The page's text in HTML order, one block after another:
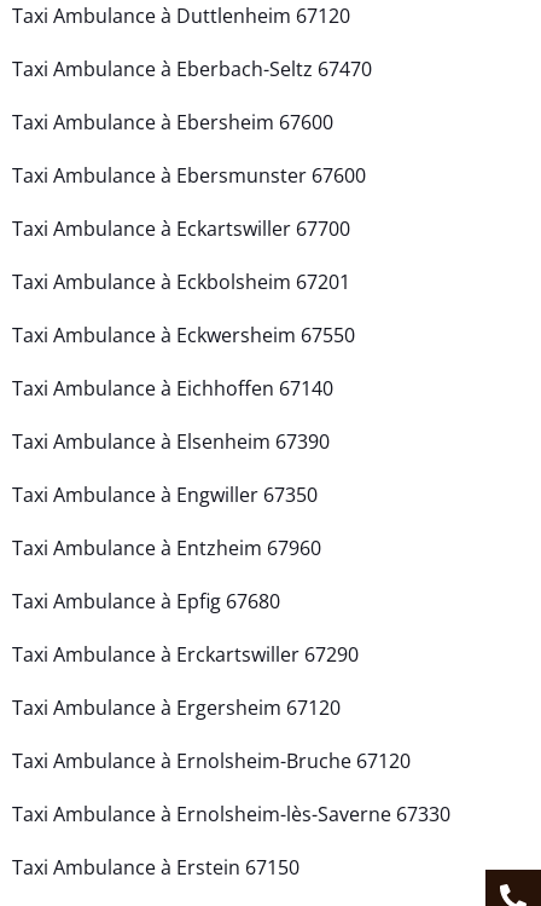
Taxi Ambulance à Duttlenheim 67120
Taxi Ambulance à Eberbach-Seltz 67470
Taxi Ambulance à Ebersheim 67600
Taxi Ambulance à Ebersmunster 67600
Taxi Ambulance à Eckartswiller 67700
Taxi Ambulance à Eckbolsheim 67201
Taxi Ambulance à Eckwersheim 67550
Taxi Ambulance à Eichhoffen 67140
Taxi Ambulance à Elsenheim 67390
Taxi Ambulance à Engwiller 67350
Taxi Ambulance à Entzheim 67960
Taxi Ambulance à Epfig 67680
Taxi Ambulance à Erckartswiller 67290
Taxi Ambulance à Ergersheim 67120
Taxi Ambulance à Ernolsheim-Bruche 67120
Taxi Ambulance à Ernolsheim-lès-Saverne 67330
Taxi Ambulance à Erstein 67150